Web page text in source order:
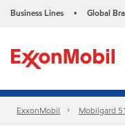
Business Lines • Global
ExxonMobil Mobilgard